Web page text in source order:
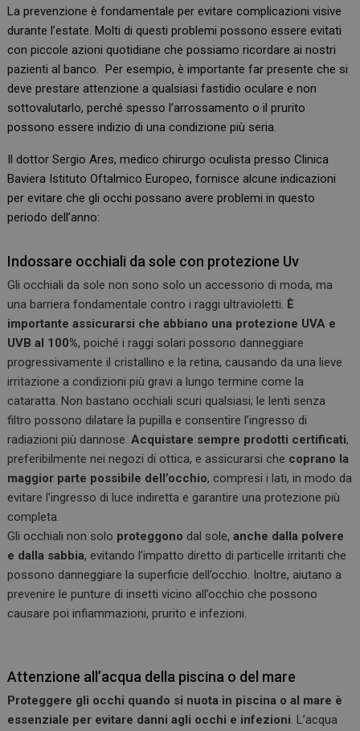
La prevenzione è fondamentale per evitare complicazioni visive
durante l’estate. Molti di questi problemi possono essere evitati
con piccole azioni quotidiane che possiamo ricordare ai nostri
pazienti al banco. Per esempio, è importante far presente che si
deve prestare attenzione a qualsiasi fastidio oculare e non
sottovalutarlo, perché spesso l’arrossamento o il prurito
possono essere indizio di una condizione più seria.
Il dottor Sergio Ares, medico chirurgo oculista presso Clinica
Baviera Istituto Oftalmico Europeo, fornisce alcune indicazioni
per evitare che gli occhi possano avere problemi in questo
periodo dell’anno:
Indossare occhiali da sole con protezione Uv
Gli occhiali da sole non sono solo un accessorio di moda, ma
una barriera fondamentale contro i raggi ultravioletti. È
importante assicurarsi che abbiano una protezione UVA e
UVB al 100%, poiché i raggi solari possono danneggiare
progressivamente il cristallino e la retina, causando da una lieve
irritazione a condizioni più gravi a lungo termine come la
cataratta. Non bastano occhiali scuri qualsiasi; le lenti senza
filtro possono dilatare la pupilla e consentire l’ingresso di
radiazioni più dannose.Acquistare sempre prodotti certificati,
preferibilmente nei negozi di ottica, e assicurarsi che coprano la
maggior parte possibile dell’occhio, compresi i lati, in modo da
evitare l’ingresso di luce indiretta e garantire una protezione più
completa.
Gli occhiali non solo proteggono dal sole,anche dalla polvere
e dalla sabbia, evitando l’impatto diretto di particelle irritanti che
possono danneggiare la superficie dell’occhio. Inoltre, aiutano a
prevenire le punture di insetti vicino all’occhio che possono
causare poi infiammazioni, prurito e infezioni.
Attenzione all’acqua della piscina o del mare
Proteggere gli occhi quando si nuota in piscina o al mare è
essenziale per evitare danni agli occhi e infezioni. L’acqua